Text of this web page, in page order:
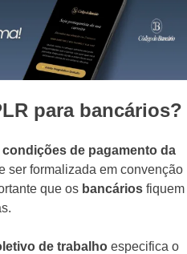
para bancários?
de pagamento da
ser formalizada em convenção
que os bancários fiquem
de trabalho especifica o